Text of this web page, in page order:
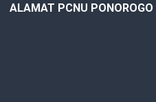
ALAMAT PCNU PONOROGO